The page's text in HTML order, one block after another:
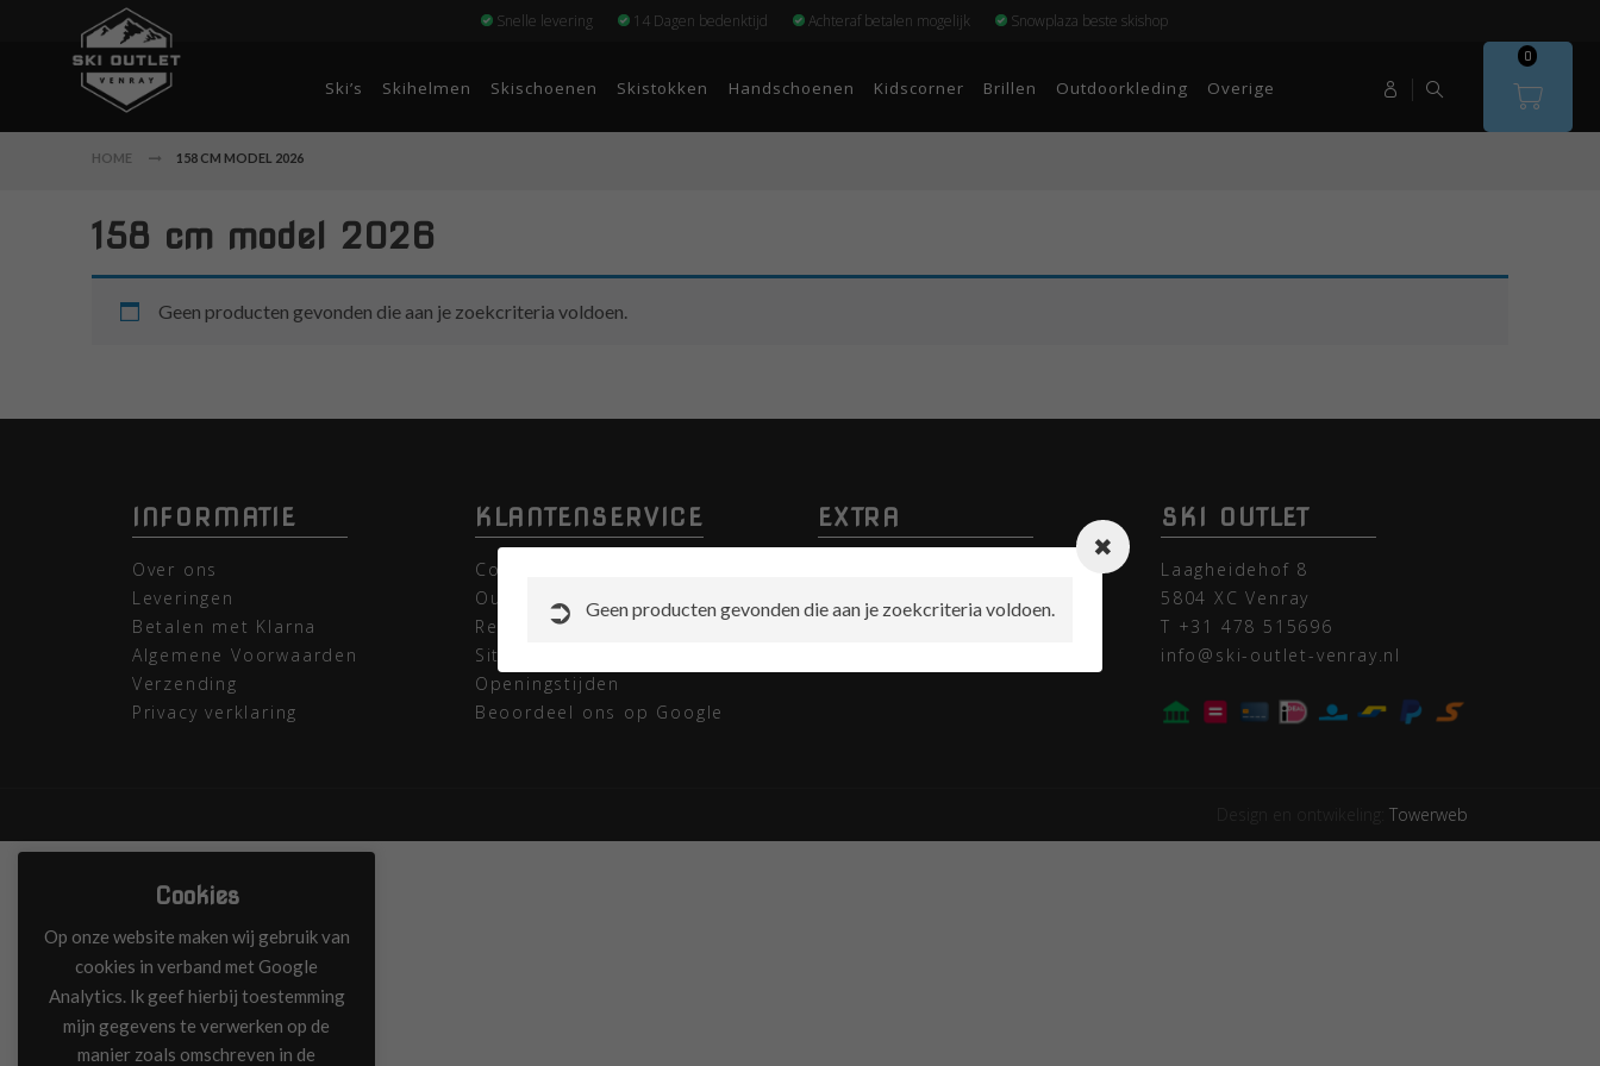
Snelle levering 14 Dagen bedenktijd Achteraf betalen mogelijk Snowplaza beste skishop
Ski’s Skihelmen Skischoenen Skistokken Handschoenen Kidscorner Brillen Outdoorkleding Overige
0
HOME 158 CM MODEL 2026
158 cm model 2026
Geen producten gevonden die aan je zoekcriteria voldoen.
INFORMATIE
Over ons
Leveringen
Betalen met Klarna
Algemene Voorwaarden
Verzending
Privacy verklaring
KLANTENSERVICE
Contact opnemen met Ski
Outlet
Retourneren
Sitemap
Openingstijden
Beoordeel ons op Google
EXTRA
Redactioneel skibrillen
Redactioneel skihelmen
SKI OUTLET
Laagheidehof 8
5804 XC Venray
T +31 478 515696
info@ski-outlet-venray.nl
Design en ontwikeling:Towerweb
Cookies
Op onze website maken wij gebruik van
cookies in verband met Google
Analytics. Ik geef hierbij toestemming
mijn gegevens te verwerken op de
manier zoals omschreven in de
Geen producten gevonden die aan je zoekcriteria voldoen.